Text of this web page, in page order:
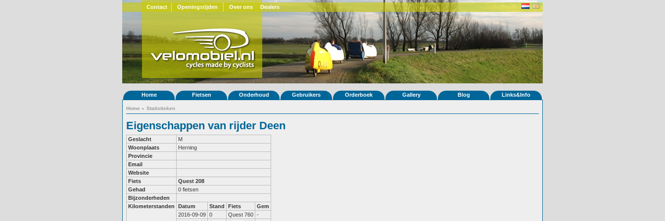
Contact Openingstijden Over ons Dealers
Home Fietsen Onderhoud Gebruikers Orderboek Gallery Blog Links&Info
Home » Statistieken
Eigenschappen van rijder Deen
Geslacht
M
Woonplaats
Herning
Provincie
Email
Website
Fiets
Quest 208
Gehad
0 fietsen
Bijzonderheden
Kilometerstanden
Datum Stand Fiets
Gem
2016-09-09 0 Quest 760 -